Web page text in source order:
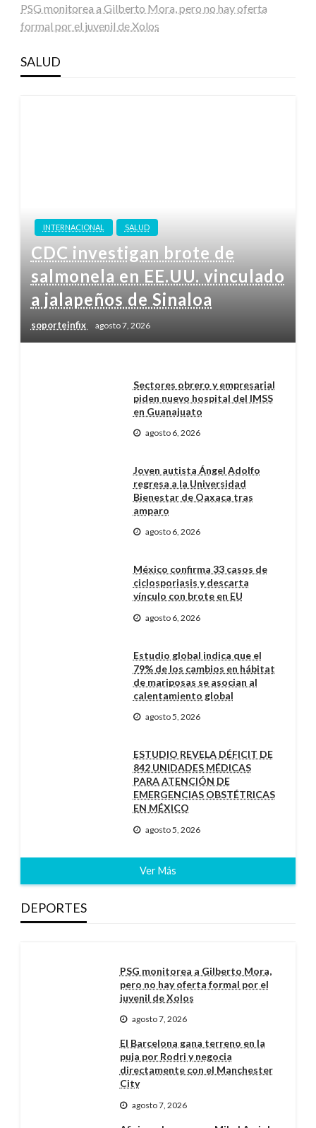
PSG monitorea a Gilberto Mora, pero no hay oferta
formal por el juvenil de Xolos
SALUD
INTERNACIONAL SALUD
CDC investigan brote de
salmonela en EE.UU. vinculado
a jalapeños de Sinaloa
soporteinfix agosto 7, 2026
Sectores obrero y empresarial
piden nuevo hospital del IMSS
en Guanajuato
agosto 6, 2026
Joven autista Ángel Adolfo
regresa a la Universidad
Bienestar de Oaxaca tras
amparo
agosto 6, 2026
México confirma 33 casos de
ciclosporiasis y descarta
vínculo con brote en EU
agosto 6, 2026
Estudio global indica que el
79% de los cambios en hábitat
de mariposas se asocian al
calentamiento global
agosto 5, 2026
ESTUDIO REVELA DÉFICIT DE
842 UNIDADES MÉDICAS
PARA ATENCIÓN DE
EMERGENCIAS OBSTÉTRICAS
EN MÉXICO
agosto 5, 2026
Ver Más
DEPORTES
PSG monitorea a Gilberto Mora,
pero no hay oferta formal por el
juvenil de Xolos
agosto 7, 2026
El Barcelona gana terreno en la
puja por Rodri y negocia
directamente con el Manchester
City
agosto 7, 2026